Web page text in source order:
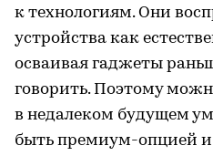
к технологиям. Они
устройства как
осваивая гаджеты
говорить. Поэтому
в недалеком будущем
быть премиум-опцией и